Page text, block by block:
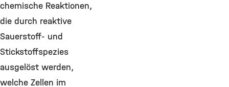
chemische Reaktionen,
die durch reaktive
Sauerstoff- und
Stickstoffspezies
ausgelöst werden,
welche Zellen im